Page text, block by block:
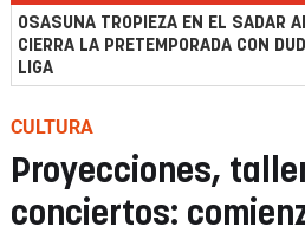
OSASUNA TROPIEZA EN EL SADAR
CIERRA LA PRETEMPORADA CON
LIGA
CULTURA
Proyecciones,
conciertos: